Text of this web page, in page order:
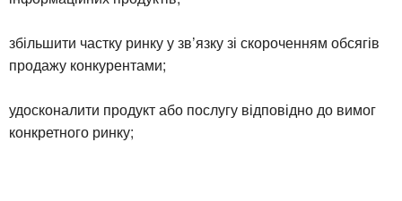
збільшити частку ринку у зв’язку зі скороченням обсягів
продажу конкурентами;
удосконалити продукт або послугу відповідно до вимог
конкретного ринку;